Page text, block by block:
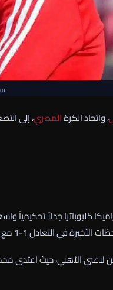
، واتحاد الكرةالمصري، إلى
كليوباترا جدلاً تحكيمياً
في التعادل 1-1 مع سيراميكا.
لاعبي الأهلي، حيث اعتدى